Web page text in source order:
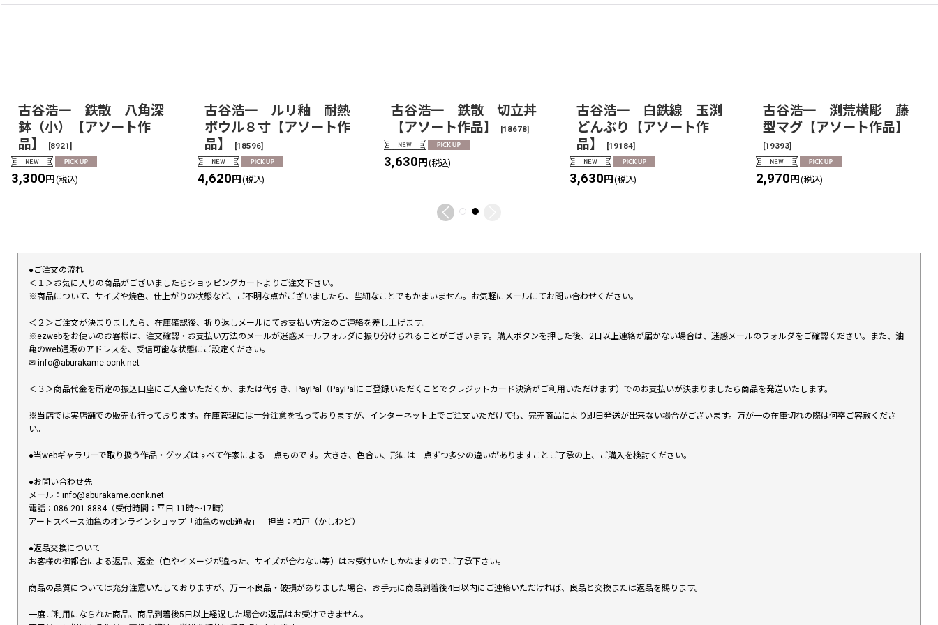
古谷浩一 鉄散 八角深
鉢（小）【アソート作
品】
[8921]
3,300円 (税込)
古谷浩一 ルリ釉 耐熱
ボウル８寸【アソート作
品】
[18596]
4,620円 (税込)
古谷浩一 鉄散 切立丼
【アソート作品】
[18678]
3,630円 (税込)
古谷浩一 白鉄線 玉渕
どんぶり【アソート作
品】
[19184]
3,630円 (税込)
古谷浩一 渕荒横彫 藤
型マグ【アソート作品】
[19393]
2,970円 (税込)
●ご注文の流れ
＜１＞お気に入りの商品がございましたらショッピングカートよりご注文下さい。
※商品について、サイズや焼色、仕上がりの状態など、ご不明な点がございましたら、些細なことでもかまいません。お気軽にメールにてお問い合わせください。
＜２＞ご注文が決まりましたら、在庫確認後、折り返しメールにてお支払い方法のご連絡を差し上げます。
※ezwebをお使いのお客様は、注文確認・お支払い方法のメールが迷惑メールフォルダに振り分けられることがございます。購入ボタンを押した後、2日以上連絡が届かない場合は、迷惑メールのフォルダをご確認ください。また、油
亀のweb通販のアドレスを、受信可能な状態にご設定ください。
✉︎ info@aburakame.ocnk.net
＜３＞商品代金を所定の振込口座にご入金いただくか、または代引き、PayPal（PayPalにご登録いただくことでクレジットカード決済がご利用いただけます）でのお支払いが決まりましたら商品を発送いたします。
※当店では実店舗での販売も行っております。在庫管理には十分注意を払っておりますが、インターネット上でご注文いただけても、完売商品により即日発送が出来ない場合がございます。万が一の在庫切れの際は何卒ご容赦くださ
い。
●当webギャラリーで取り扱う作品・グッズはすべて作家による一点ものです。大きさ、色合い、形には一点ずつ多少の違いがありますことご了承の上、ご購入を検討ください。
●お問い合わせ先
メール：info@aburakame.ocnk.net
電話：086-201-8884（受付時間：平日 11時〜17時）
アートスペース油亀のオンラインショップ「油亀のweb通販」 担当：柏戸（かしわど）
●返品交換について
お客様の御都合による返品、返金（色やイメージが違った、サイズが合わない等）はお受けいたしかねますのでご了承下さい。
商品の品質については充分注意いたしておりますが、万一不良品・破損がありました場合、お手元に商品到着後4日以内にご連絡いただければ、良品と交換または返品を賜ります。
一度ご利用になられた商品、商品到着後5日以上経過した場合の返品はお受けできません。